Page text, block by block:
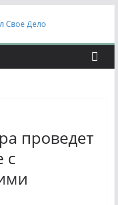
проведет
с